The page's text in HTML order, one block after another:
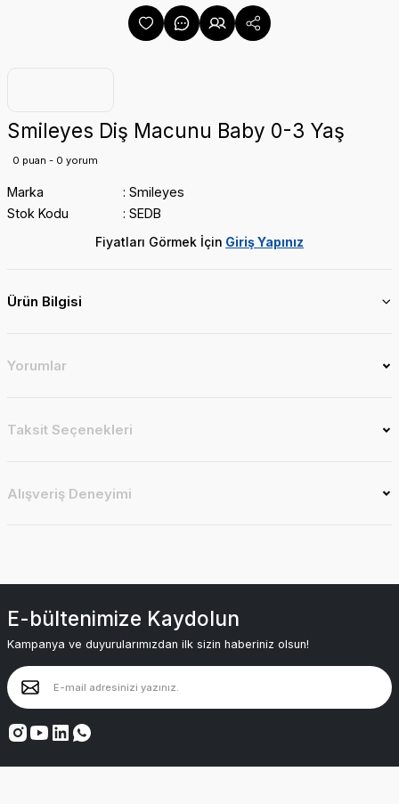
Smileyes Diş Macunu Baby 0-3 Yaş
0 puan - 0 yorum
Marka
Smileyes
Stok Kodu
SEDB
Fiyatları Görmek İçin Giriş Yapınız
Ürün Bilgisi
Yorumlar
Taksit Seçenekleri
Alışveriş Deneyimi
E-bültenimize Kaydolun
Kampanya ve duyurularımızdan ilk sizin haberiniz olsun!